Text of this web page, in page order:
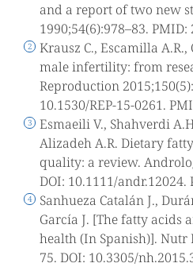
and a report of two new
1990;54(6):978–83. PMID:
Krausz C., Escamilla A.R.,
male infertility: from
Reproduction
10.1530/REP-15-0261.
Esmaeili V., Shahverdi
Alizadeh A.R. Dietary
quality: a review.
DOI: 10.1111/andr.12024.
Sanhueza Catalán J.,
García J. [The fatty
health (In Spanish)]. Nutr
75. DOI: 10.3305/